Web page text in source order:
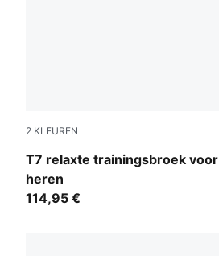
2 KLEUREN
T7 relaxte trainingsbroek voor
heren
Puma Black
114,95 €